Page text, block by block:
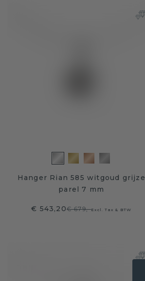
Hanger Rian 585 witgoud grijze
parel 7 mm
€ 543,20€ 679,-Excl. Tax & BTW